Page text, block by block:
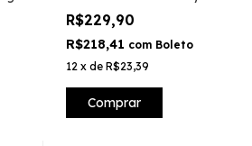
Cream Los Angeles
Dodgers
R$229,90
R$218,41 com Boleto
12 x de R$23,39
Comprar